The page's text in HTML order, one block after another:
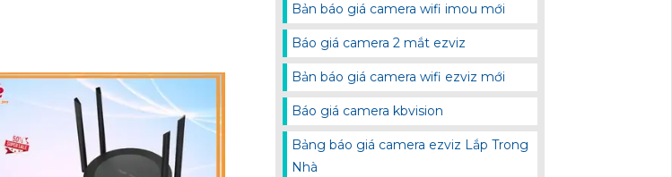
Bản báo giá camera wifi imou mới
Báo giá camera 2 mắt ezviz
Bản báo giá camera wifi ezviz mới
Báo giá camera kbvision
Bảng báo giá camera ezviz Lắp Trong
Nhà